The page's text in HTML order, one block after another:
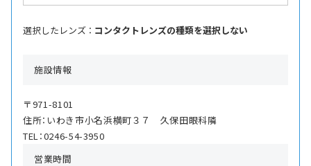
選択したレンズ ： コンタクトレンズの種類を選択しない
施設情報
〒971-8101
住所：いわき市小名浜横町３７ 久保田眼科隣
TEL：0246-54-3950
営業時間